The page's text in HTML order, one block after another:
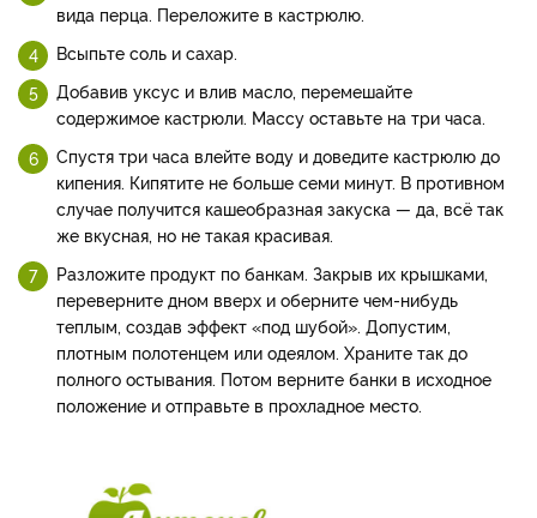
вида перца. Переложите в кастрюлю.
Всыпьте соль и сахар.
Добавив уксус и влив масло, перемешайте
содержимое кастрюли. Массу оставьте на три часа.
Спустя три часа влейте воду и доведите кастрюлю до
кипения. Кипятите не больше семи минут. В противном
случае получится кашеобразная закуска — да, всё так
же вкусная, но не такая красивая.
Разложите продукт по банкам. Закрыв их крышками,
переверните дном вверх и оберните чем-нибудь
теплым, создав эффект «под шубой». Допустим,
плотным полотенцем или одеялом. Храните так до
полного остывания. Потом верните банки в исходное
положение и отправьте в прохладное место.